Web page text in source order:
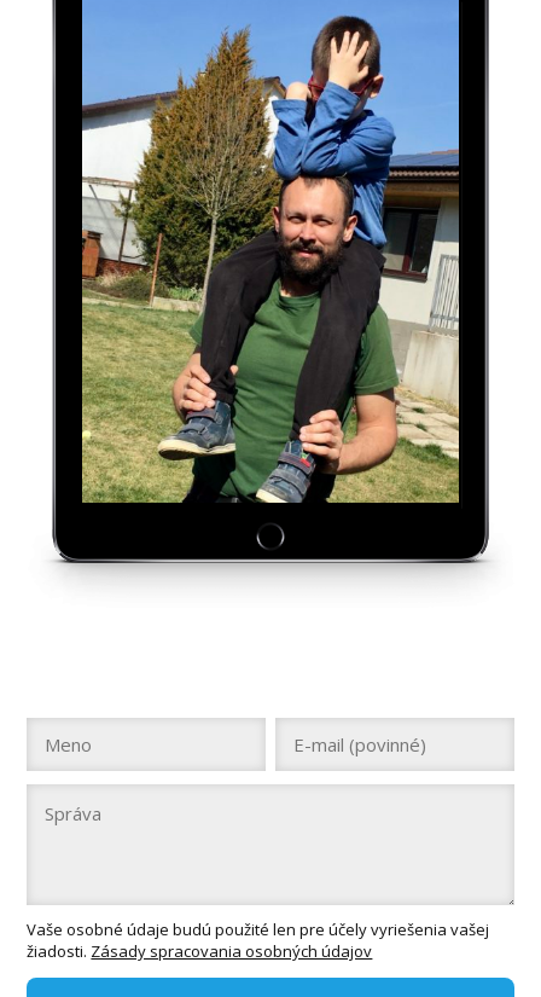
Vaše osobné údaje budú použité len pre účely vyriešenia vašej
žiadosti. Zásady spracovania osobných údajov